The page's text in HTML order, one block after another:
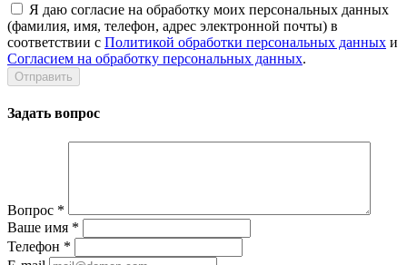
Я даю согласие на обработку моих персональных данных
(фамилия, имя, телефон, адрес электронной почты) в
соответствии с Политикой обработки персональных данных и
Согласием на обработку персональных данных.
Задать вопрос
Вопрос *
Ваше имя *
Телефон *